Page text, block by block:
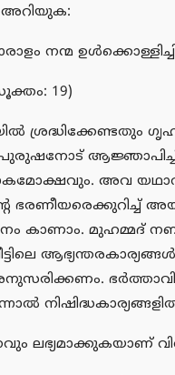
അറിയുക:
നന്മ
19)
അവ
കാണാം. മുഹമ്മദ്
ലഭ്യമാക്കുകയാണ്